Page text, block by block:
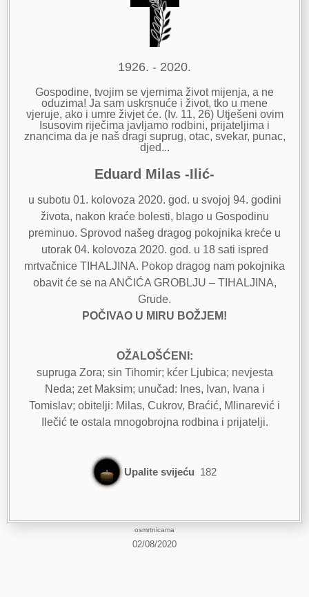
1926. - 2020.
Gospodine, tvojim se vjernima život mijenja, a ne
oduzima! Ja sam uskrsnuće i život, tko u mene
vjeruje, ako i umre živjet će. (Iv. 11, 26) Utješeni ovim
Isusovim riječima javljamo rodbini, prijateljima i
znancima da je naš dragi suprug, otac, svekar, punac,
djed...
Eduard Milas -Ilić-
u subotu 01. kolovoza 2020. god. u svojoj 94. godini
života, nakon kraće bolesti, blago u Gospodinu
preminuo. Sprovod našeg dragog pokojnika kreće u
utorak 04. kolovoza 2020. god. u 18 sati ispred
mrtvačnice TIHALJINA. Pokop dragog nam pokojnika
obavit će se na ANČIĆA GROBLJU – TIHALJINA,
Grude.
POČIVAO U MIRU BOŽJEM!
OŽALOŠĆENI:
supruga Zora; sin Tihomir; kćer Ljubica; nevjesta
Neda; zet Maksim; unučad: Ines, Ivan, Ivana i
Tomislav; obitelji: Milas, Cukrov, Braćić, Mlinarević i
Ilečić te ostala mnogobrojna rodbina i prijatelji.
Upalite svijeću 182
osmrtnicama
02/08/2020